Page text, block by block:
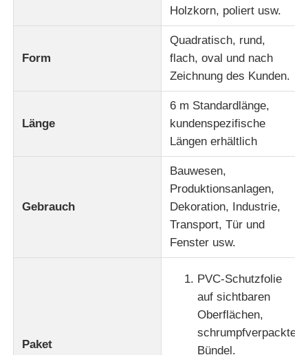
Qualitätskontrolle
Aluminium Küchenprofile
Holzkorn, poliert usw.
Form
Quadratisch, rund,
flach, oval und nach
Zeichnung des Kunden.
Länge
6 m Standardlänge,
kundenspezifische
Längen erhältlich
Gebrauch
Bauwesen,
Produktionsanlagen,
Dekoration, Industrie,
Transport, Tür und
Fenster usw.
Paket
PVC-Schutzfolie
auf sichtbaren
Oberflächen,
schrumpfverpackte
Bündel.